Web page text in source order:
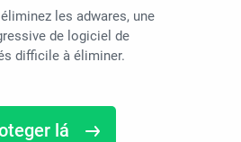
les adwares, une
de logiciel de
difficile à éliminer.
lá